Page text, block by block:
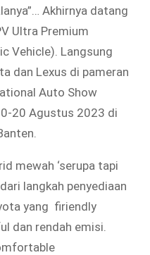
Akhirnya datang
Ultra Premium
Vehicle). Langsung
dan Lexus di pameran
Auto Show
20 Agustus 2023 di
mewah ‘serupa tapi
langkah penyediaan
yang firiendly
dan rendah emisi.